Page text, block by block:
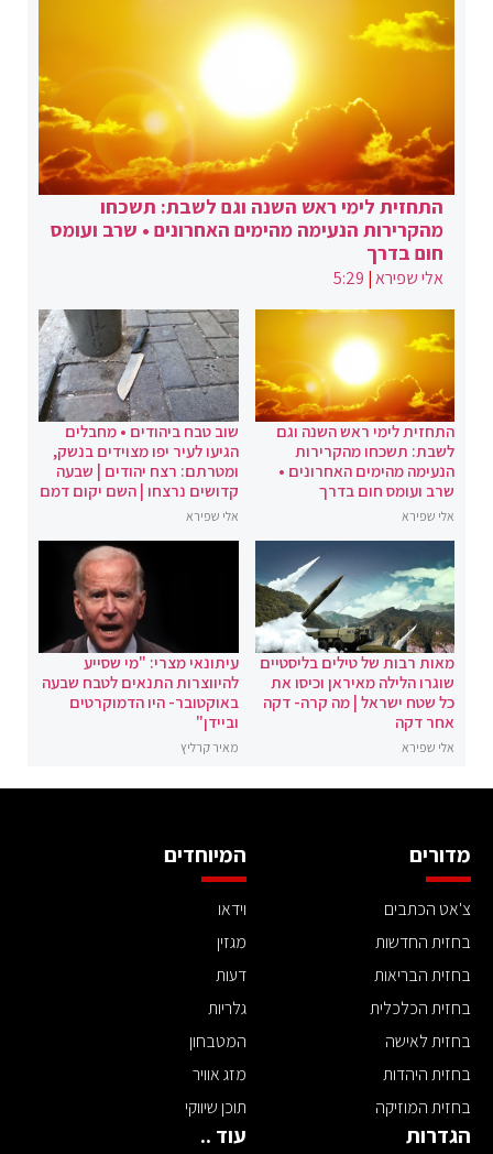
התחזית לימי ראש השנה וגם לשבת: תשכחו
מהקרירות הנעימה מהימים האחרונים • שרב ועומס
חום בדרך
אלי שפירא|
5:29
התחזית לימי ראש השנה וגם
לשבת: תשכחו מהקרירות
הנעימה מהימים האחרונים •
שרב ועומס חום בדרך
אלי שפירא
שוב טבח ביהודים • מחבלים
הגיעו לעיר יפו מצוידים בנשק,
ומטרתם: רצח יהודים | שבעה
קדושים נרצחו | השם יקום דמם
אלי שפירא
מאות רבות של טילים בליסטיים
שוגרו הלילה מאיראן וכיסו את
כל שטח ישראל | מה קרה- דקה
אחר דקה
אלי שפירא
עיתונאי מצרי: "מי שסייע
להיווצרות התנאים לטבח שבעה
באוקטובר- היו הדמוקרטים
וביידן"
מאיר קרליץ
מדורים
צ'אט הכתבים
בחזית החדשות
בחזית הבריאות
בחזית הכלכלית
בחזית לאישה
בחזית היהדות
בחזית המוזיקה
המיוחדים
וידאו
מגזין
דעות
גלריות
המטבחון
מזג אוויר
תוכן שיווקי
הגדרות עוד ..